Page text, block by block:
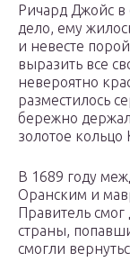
Ричард Джойс
дело, ему
и невесте
выразить все
невероятно
разместилось
бережно
золотое кольцо
В 1689 году
Оранским и
Правитель смог
страны,
смогли